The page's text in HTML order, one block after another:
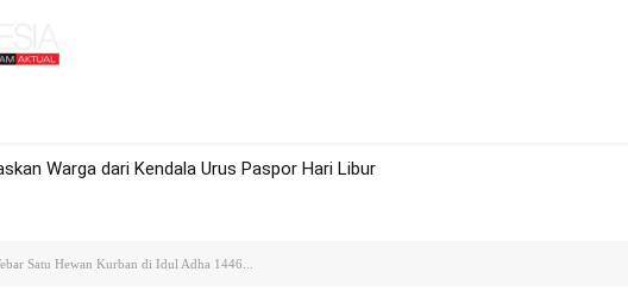
Warga dari Kendala Urus Paspor Hari Libur
Satu Hewan Kurban di Idul Adha 1446...